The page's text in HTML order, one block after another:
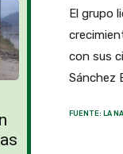
El grupo
con sus
Sánchez
FUENTE: LA